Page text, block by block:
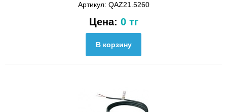
Артикул: QAZ21.5260
Цена: 0 тг